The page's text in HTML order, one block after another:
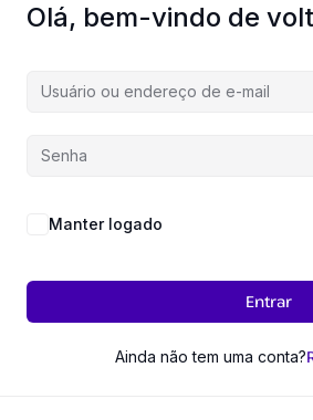
Olá, bem-vindo de
Manter logado
Entrar
Ainda não tem uma conta?